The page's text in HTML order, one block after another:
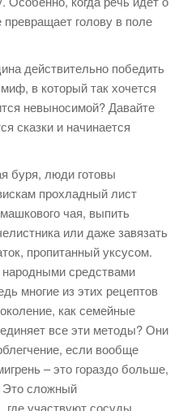
превращает голову в поле
действительно победить
в который так хочется
невыносимой? Давайте
сказки и начинается
буря, люди готовы
прохладный лист
чая, выпить
или даже завязать
пропитанный уксусом.
средствами
многие из этих рецептов
как семейные
все эти методы? Они
если вообще
– это гораздо больше,
Это сложный
где участвуют сосуды,